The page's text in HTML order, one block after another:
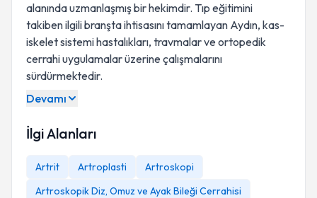
alanında uzmanlaşmış bir hekimdir. Tıp eğitimini
takiben ilgili branşta ihtisasını tamamlayan Aydın, kas-
iskelet sistemi hastalıkları, travmalar ve ortopedik
cerrahi uygulamalar üzerine çalışmalarını
sürdürmektedir.
Devamı
İlgi Alanları
Artrit Artroplasti
Artroskopi
Artroskopik Diz, Omuz ve Ayak Bileği Cerrahisi